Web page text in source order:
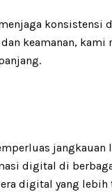
konsistensi
keamanan,
jangkauan
digital di
digital yang